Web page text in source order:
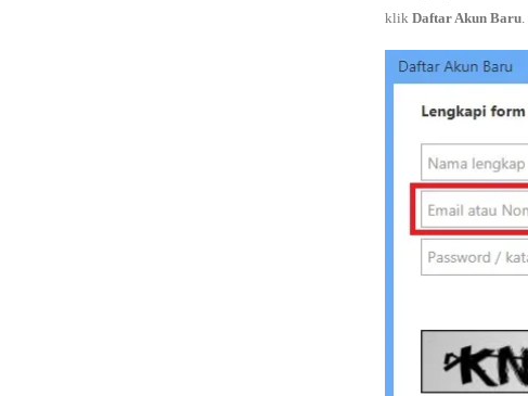
klik Daftar Akun Baru